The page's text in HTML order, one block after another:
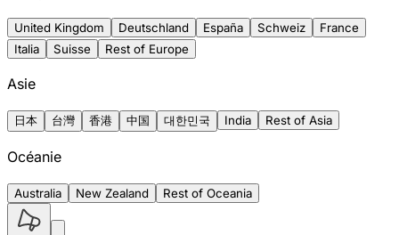
United Kingdom Deutschland España Schweiz
France
Italia
Suisse Rest of Europe
Asie
日本 台灣 香港 中国 대한민국 India Rest of Asia
Océanie
Australia New Zealand Rest of Oceania